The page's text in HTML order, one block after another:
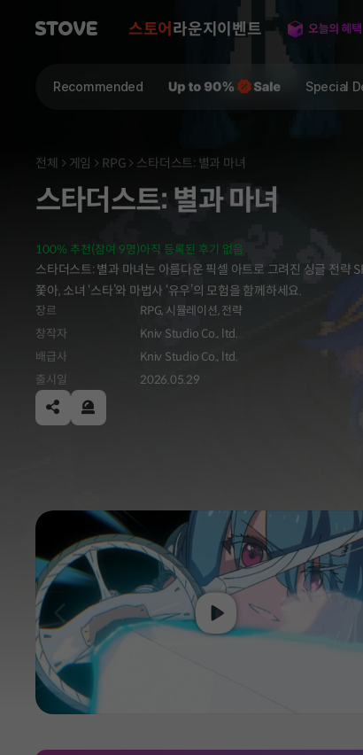
스토어 라운지 이벤트
Recommended Special
전체 게임 RPG 스타더스트: 별과 마녀
스타더스트: 별과 마녀
100% 추천(참여 9명)아직 등록된 후기 없음
스타더스트: 별과 마녀는 아름다운 픽셀 아트로 그려진 싱글 전략
쫓아, 소녀 ‘스타’와 마법사 ‘유우’의 모험을 함께하세요.
장르 RPG, 시뮬레이션,전략
창작자
Kniv Studio Co., ltd.
배급사
Kniv Studio Co., ltd.
출시일
2026.05.29
공유하기신고하기
Play
이전